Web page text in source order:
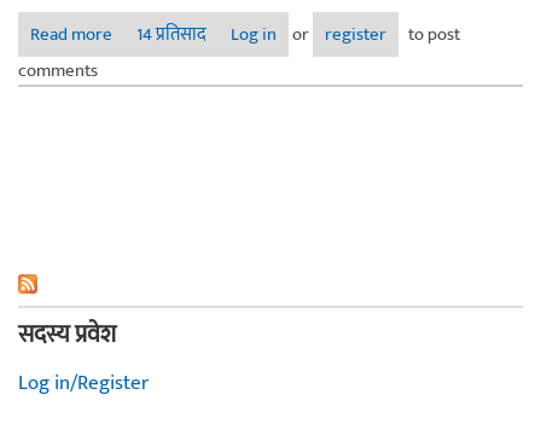
Read more about शेरलॉक होम्सचे जग ४
14 प्रतिसाद Log in or register
to post
comments
सदस्य प्रवेश
Log in/Register